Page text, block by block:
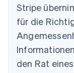
Stripe
für die
den Rat
Bulgarien
Dänemark
English
Deutschland
Deutsch English
Estland